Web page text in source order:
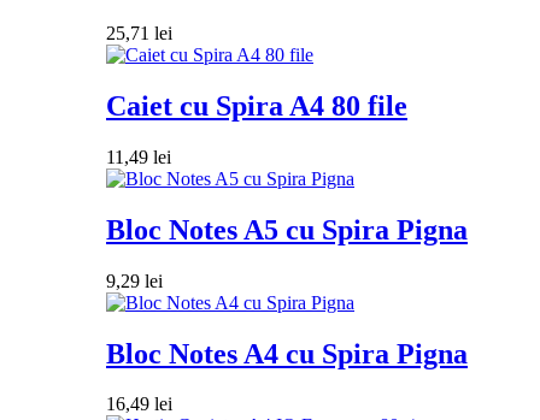
25,71 lei
Caiet cu Spira A4 80 file
11,49 lei
Bloc Notes A5 cu Spira Pigna
9,29 lei
Bloc Notes A4 cu Spira Pigna
16,49 lei